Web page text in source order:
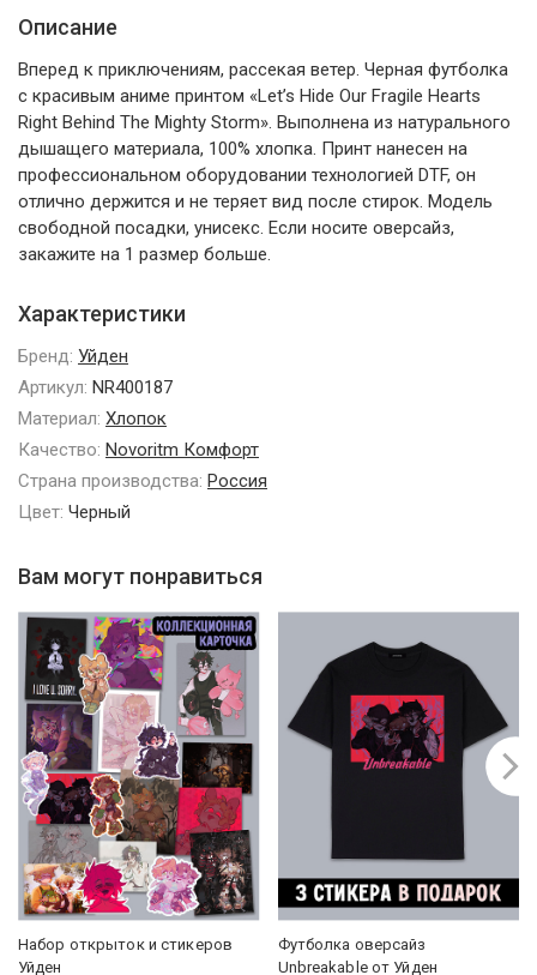
Описание
Вперед к приключениям, рассекая ветер. Черная футболка
с красивым аниме принтом «Let’s Hide Our Fragile Hearts
Right Behind The Mighty Storm». Выполнена из натурального
дышащего материала, 100% хлопка. Принт нанесен на
профессиональном оборудовании технологией DTF, он
отлично держится и не теряет вид после стирок. Модель
свободной посадки, унисекс. Если носите оверсайз,
закажите на 1 размер больше.
Характеристики
Бренд: Уйден
Артикул: NR400187
Материал: Хлопок
Качество: Novoritm Комфорт
Страна производства: Россия
Цвет: Черный
Вам могут понравиться
Набор открыток и стикеров
Уйден
Футболка оверсайз
Unbreakable от Уйден